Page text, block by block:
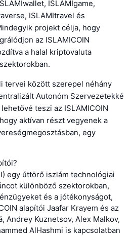
ISLAMIgame,
ISLAMItravel és
projekt célja, hogy
az ISLAMICOIN
a halal kriptovaluta
tervei között szerepel néhány
Autonóm Szervezetekké
teszi az ISLAMICOIN
aktívan részt vegyenek a
egy
egy úttörő iszlám technológiai
különböző szektorokban,
és a jótékonyságot,
alapítói Jaafar Krayem és az
Andrey Kuznetsov, Alex Malkov,
AlHashmi is kapcsolatban